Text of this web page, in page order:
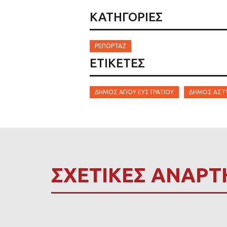
ΚΑΤΗΓΟΡΙΕΣ
ΡΕΠΟΡΤΆΖ
ΕΤΙΚΈΤΕΣ
ΔΉΜΟΣ ΑΓΊΟΥ ΕΥΣΤΡΑΤΊΟΥ ΔΉΜΟΣ
ΣΧΕΤΙΚΕΣ